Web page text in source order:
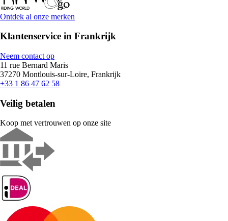
Ontdek al onze merken
Klantenservice in Frankrijk
Neem contact op
11 rue Bernard Maris
37270 Montlouis-sur-Loire, Frankrijk
+33 1 86 47 62 58
Veilig betalen
Koop met vertrouwen op onze site